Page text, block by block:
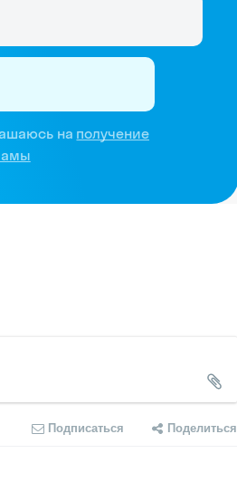
на получение
Подписаться Поделиться